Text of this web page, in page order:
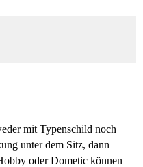
mit Typenschild noch
unter dem Sitz, dann
oder Dometic können